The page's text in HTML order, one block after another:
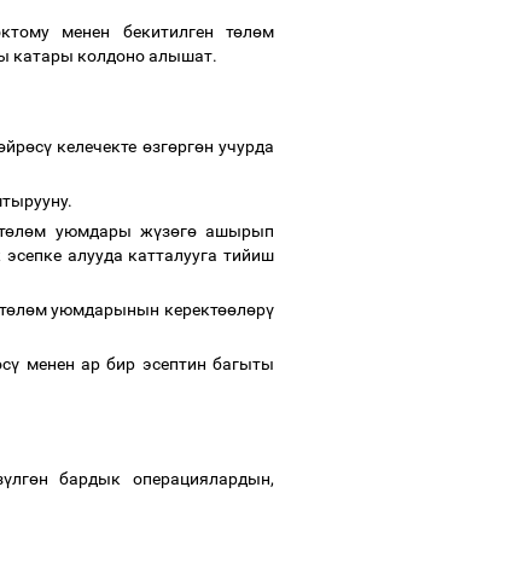
менен бекитилген төлөм
катары колдоно алышат.
йрөсүкелечекте өзгөргөн учурда
өлөм уюмдары жүзөгөашырып
алууда катталууга тийиш
өлөм уюмдарынын керектөөлөрү
сү менен ар бир эсептин багыты
үлгөн бардык операциялардын,